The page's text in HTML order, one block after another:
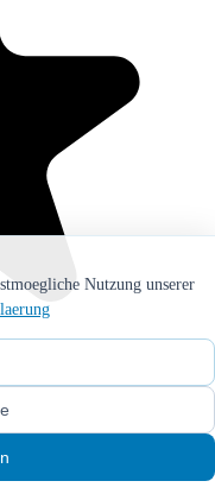
Nutzung unserer